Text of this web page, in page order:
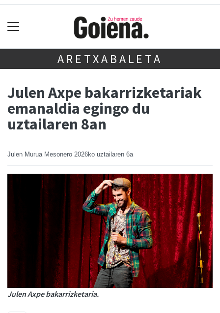
ARETXABALETA
Julen Axpe bakarrizketariak
emanaldia egingo du
uztailaren 8an
Julen Murua Mesonero 2026ko uztailaren 6a
Julen Axpe bakarrizketaria.